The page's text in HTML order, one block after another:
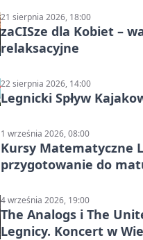
21 sierpnia 2026, 18:00
zaCISze dla Kobiet –
relaksacyjne
22 sierpnia 2026, 14:00
Legnicki Spływ
1 września 2026, 08:00
Kursy Matematyczne
przygotowanie do
4 września 2026, 19:00
The Analogs i The
Legnicy. Koncert w